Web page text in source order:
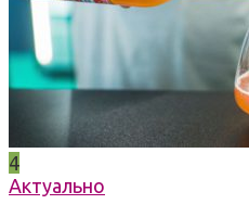
4
Актуально